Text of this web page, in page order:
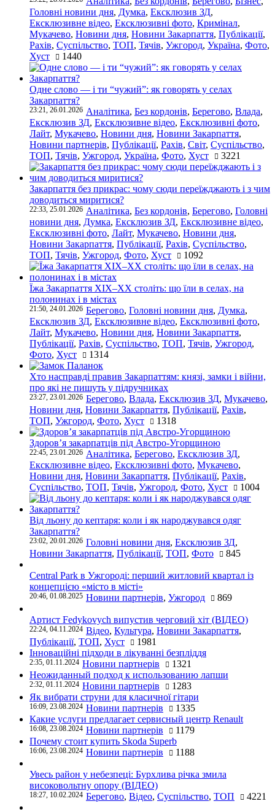
Головні новини дня, Думка, Ексклюзив ЗД,
Ексклюзивне відео, Ексклюзивні фото, Кримінал,
Мукачево, Новини дня, Новини Закарпаття, Публікації,
Рахів, Суспільство, ТОП, Тячів, Ужгород, Україна, Фото,
Хуст
1440
Одне слово — і ти “чужий”: як говорять у селах
Закарпаття?
23:21, 26.01.2026 Аналітика, Без кордонів, Берегово, Влада,
Ексклюзив ЗД, Ексклюзивне відео, Ексклюзивні фото,
Лайт, Мукачево, Новини дня, Новини Закарпаття,
Новини партнерів, Публікації, Рахів, Світ, Суспільство,
ТОП, Тячів, Ужгород, Україна, Фото, Хуст 3221
Закарпаття без прикрас: чому сюди переїжджають і з чим
доводиться миритися?
22:33, 25.01.2026 Аналітика, Без кордонів, Берегово, Головні
новини дня, Думка, Ексклюзив ЗД, Ексклюзивне відео,
Ексклюзивні фото, Лайт, Мукачево, Новини дня,
Новини Закарпаття, Публікації, Рахів, Суспільство,
ТОП, Тячів, Ужгород, Фото, Хуст 1092
Їжа Закарпаття ХІХ–ХХ століть: що їли в селах, на
полонинах і в містах
21:50, 24.01.2026 Берегово, Головні новини дня, Думка,
Ексклюзив ЗД, Ексклюзивне відео, Ексклюзивні фото,
Лайт, Мукачево, Новини дня, Новини Закарпаття,
Публікації, Рахів, Суспільство, ТОП, Тячів, Ужгород,
Фото, Хуст 1314
Хто насправді правив Закарпаттям: князі, замки і війни,
про які не пишуть у підручниках
23:27, 23.01.2026 Берегово, Влада, Ексклюзив ЗД, Мукачево,
Новини дня, Новини Закарпаття, Публікації, Рахів,
ТОП, Ужгород, Фото, Хуст 1318
Здоров’я закарпатців під Австро-Угорщиною
22:45, 23.01.2026 Аналітика, Берегово, Ексклюзив ЗД,
Ексклюзивне відео, Ексклюзивні фото, Мукачево,
Новини дня, Новини Закарпаття, Публікації, Рахів,
Суспільство, ТОП, Тячів, Ужгород, Фото, Хуст 1004
Від льону до кептаря: коли і як народжувався одяг
Закарпаття?
23:02, 20.01.2026 Головні новини дня, Ексклюзив ЗД,
Новини Закарпаття, Публікації, ТОП, Фото 845
Central Park в Ужгороді: перший житловий квартал із
концепцією «місто в місті»
20:46, 01.08.2025 Новини партнерів, Ужгород 869
Артист Fedykovych випустив черговий хіт (ВІДЕО)
22:24, 04.11.2024 Відео, Культура, Новини Закарпаття,
Публікації, ТОП, Хуст
1981
Інноваційні підходи в лікуванні безпліддя
2:35, 01.11.2024 Новини партнерів
1321
Неожиданный подход к использованию лапши
2:32, 01.11.2024 Новини партнерів
1283
Як вибрати струни для класичної гітари
16:09, 23.08.2024 Новини партнерів
1335
Какие услуги предлагает сервисный центр Renault
16:08, 23.08.2024 Новини партнерів
1179
Почему стоит купить Skoda Superb
16:06, 23.08.2024 Новини партнерів 1188
Увесь район у небезпеці: Бурхлива річка змила
високовольтну опору (ВІДЕО)
18:27, 10.02.2024 Берегово, Відео, Суспільство, ТОП 4221